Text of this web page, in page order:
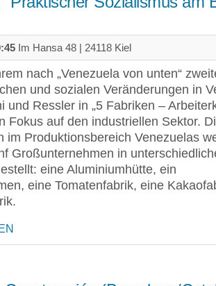
Im Hansa 48 | 24118 Kiel
nach „Venezuela von unten“
und sozialen Veränderungen in
und Ressler in „5 Fabriken –
Fokus auf den industriellen Sektor.
im Produktionsbereich Venezuelas
Großunternehmen in
eine Aluminiumhütte, ein
eine Tomatenfabrik, eine